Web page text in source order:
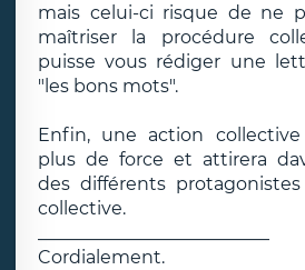
mais celui-ci risque de ne
maîtriser la procédure
puisse vous rédiger une
"les bons mots".
Enfin, une action
plus de force et attirera
des différents
collective.
Cordialement.